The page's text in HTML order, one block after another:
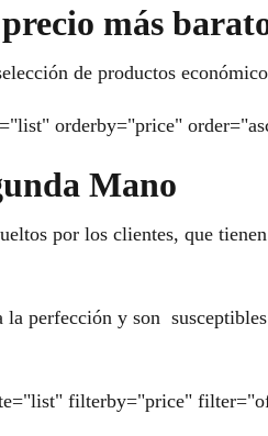
más
de productos
orderby="price"
Mano
por los clientes, que
perfección y son
filterby="price"